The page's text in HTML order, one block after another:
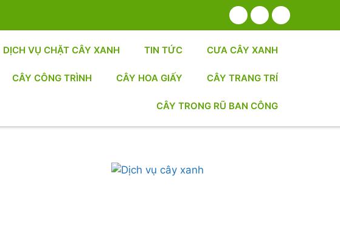
DỊCH VỤ CHẶT CÂY XANH TIN TỨC CƯA CÂY XANH
CÂY CÔNG TRÌNH CÂY HOA GIẤY CÂY TRANG TRÍ
CÂY TRONG RŨ BAN CÔNG